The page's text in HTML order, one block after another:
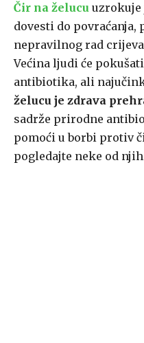
Čir na želucu uzrokuje
dovesti do povraćanja,
nepravilnog rad
Većina ljudi će
antibiotika, ali
želucu je zdrava
sadrže prirodne
pomoći u borbi protiv
pogledajte neke od